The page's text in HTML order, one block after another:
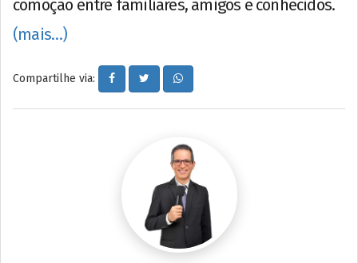
comoção entre familiares, amigos e conhecidos.
(mais…)
Compartilhe via: